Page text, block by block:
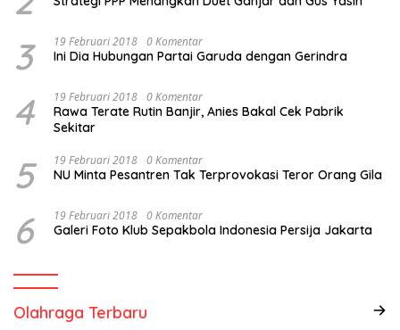
3 19 Februari 2018 0 Komentar
Ini Dia Hubungan Partai Garuda dengan Gerindra
4 19 Februari 2018 0 Komentar
Rawa Terate Rutin Banjir, Anies Bakal Cek Pabrik
Sekitar
5 19 Februari 2018 0 Komentar
NU Minta Pesantren Tak Terprovokasi Teror Orang Gila
6 19 Februari 2018 0 Komentar
Galeri Foto Klub Sepakbola Indonesia Persija Jakarta
Olahraga Terbaru